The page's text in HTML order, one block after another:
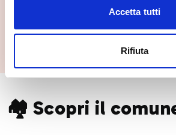
Accetta tutti
Rifiuta
🏘️ Scopri il